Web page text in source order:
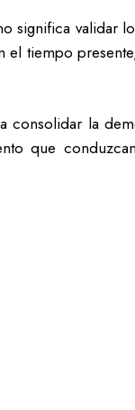
significa validar
el tiempo
consolidar la
que